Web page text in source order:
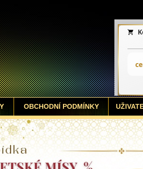
OBCHODNÍ PODMÍNKY